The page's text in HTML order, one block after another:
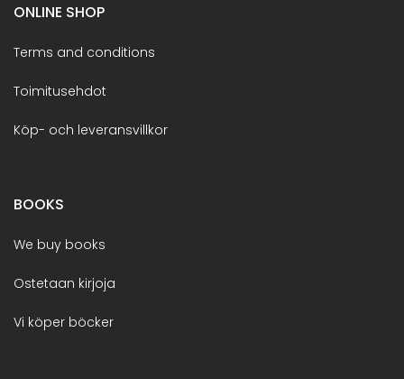
ONLINE SHOP
Terms and conditions
Toimitusehdot
Köp- och leveransvillkor
BOOKS
We buy books
Ostetaan kirjoja
Vi köper böcker